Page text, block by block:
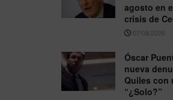
agosto en
crisis de
07/08/2026
Óscar
nueva
Quiles con
“¿Solo?”